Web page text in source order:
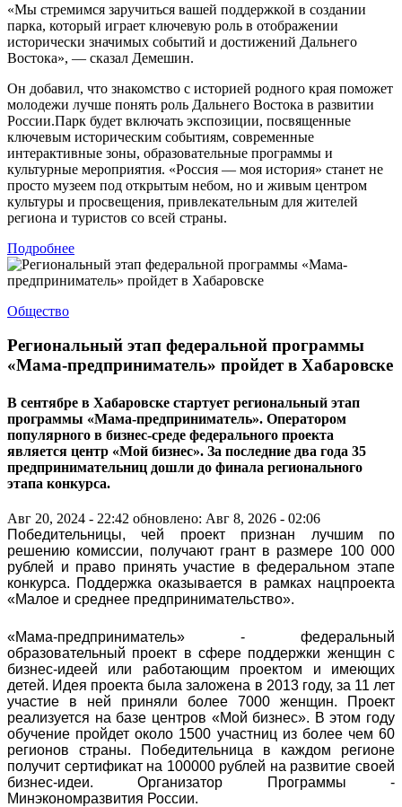
«Мы стремимся заручиться вашей поддержкой в создании
парка, который играет ключевую роль в отображении
исторически значимых событий и достижений Дальнего
Востока», — сказал Демешин.
Он добавил, что знакомство с историей родного края поможет
молодежи лучше понять роль Дальнего Востока в развитии
России.Парк будет включать экспозиции, посвященные
ключевым историческим событиям, современные
интерактивные зоны, образовательные программы и
культурные мероприятия. «Россия — моя история» станет не
просто музеем под открытым небом, но и живым центром
культуры и просвещения, привлекательным для жителей
региона и туристов со всей страны.
Подробнее
Общество
Региональный этап федеральной программы
«Мама-предприниматель» пройдет в Хабаровске
В сентябре в Хабаровске стартует региональный этап
программы «Мама-предприниматель». Оператором
популярного в бизнес-среде федерального проекта
является центр «Мой бизнес». За последние два года 35
предпринимательниц дошли до финала регионального
этапа конкурса.
Авг 20, 2024 - 22:42 обновлено: Авг 8, 2026 - 02:06
Победительницы, чей проект признан лучшим по
решению комиссии, получают грант в размере 100 000
рублей и право принять участие в федеральном этапе
конкурса. Поддержка оказывается в рамках нацпроекта
«Малое и среднее предпринимательство».
«Мама-предприниматель» - федеральный
образовательный проект в сфере поддержки женщин с
бизнес-идеей или работающим проектом и имеющих
детей. Идея проекта была заложена в 2013 году, за 11 лет
участие в ней приняли более 7000 женщин. Проект
реализуется на базе центров «Мой бизнес». В этом году
обучение пройдет около 1500 участниц из более чем 60
регионов страны. Победительница в каждом регионе
получит сертификат на 100000 рублей на развитие своей
бизнес-идеи. Организатор Программы -
Минэкономразвития России.